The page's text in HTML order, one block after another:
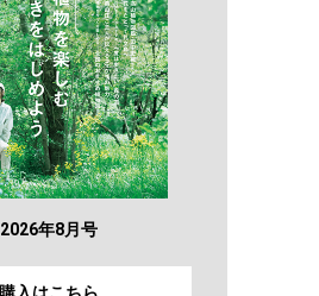
2026年8月号